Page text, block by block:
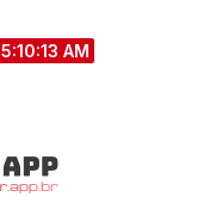
5:10:13 AM